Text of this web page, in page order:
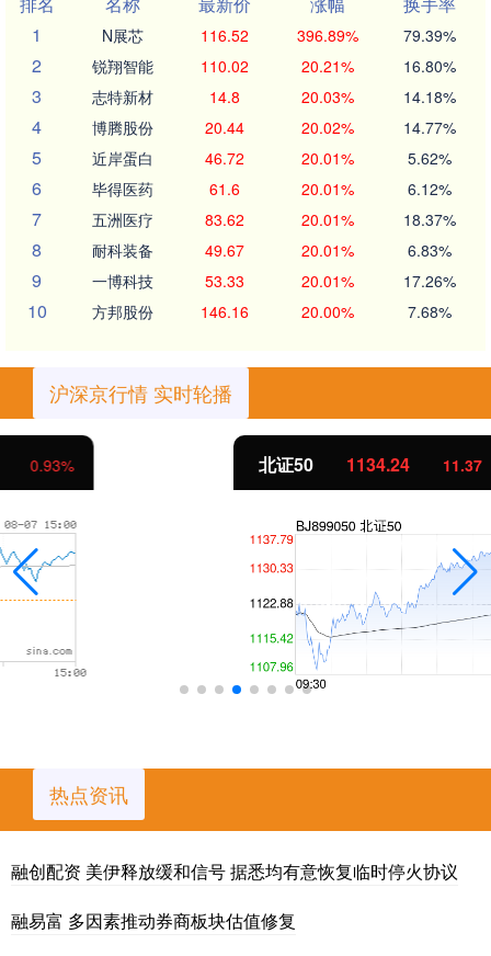
1
N展芯 116.52 396.89% 79.39%
2 锐翔智能 110.02 20.21% 16.80%
3 志特新材 14.8 20.03% 14.18%
4 博腾股份 20.44 20.02% 14.77%
5 近岸蛋白 46.72 20.01% 5.62%
6 毕得医药 61.6 20.01% 6.12%
7 五洲医疗 83.62 20.01% 18.37%
8 耐科装备 49.67 20.01% 6.83%
9 一博科技 53.33 20.01% 17.26%
10 方邦股份 146.16 20.00% 7.68%
沪深京行情 实时轮播
11.37 1.01%
热点资讯
融创配资 美伊释放缓和信号 据悉均有意恢复临时停火协议
融易富 多因素推动券商板块估值修复